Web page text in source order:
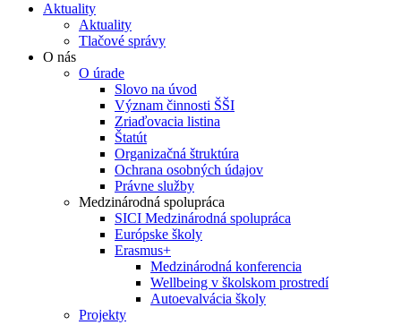
Aktuality
Aktuality
Tlačové správy
O nás
O úrade
Slovo na úvod
Význam činnosti ŠŠI
Zriaďovacia listina
Štatút
Organizačná štruktúra
Ochrana osobných údajov
Právne služby
Medzinárodná spolupráca
SICI Medzinárodná spolupráca
Európske školy
Erasmus+
Medzinárodná konferencia
Wellbeing v školskom prostredí
Autoevalvácia školy
Projekty